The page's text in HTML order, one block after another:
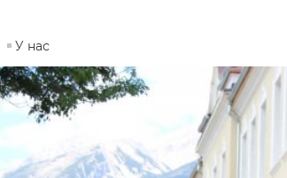
У нас